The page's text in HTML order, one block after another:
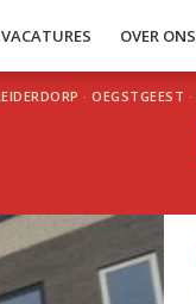
VACATURES OVER ONS
· OEGSTGEEST ·